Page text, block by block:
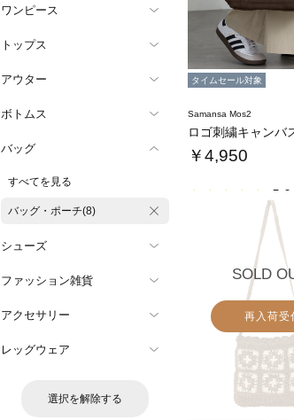
ワンピース
トップス
アウター
ボトムス
バッグ
すべてを見る
バッグ・ポーチ(8)
シューズ
ファッション雑貨
アクセサリー
レッグウェア
選択を解除する
タイムセール対象
Samansa Mos2
￥4,950
5.0
SOLD
再入荷受